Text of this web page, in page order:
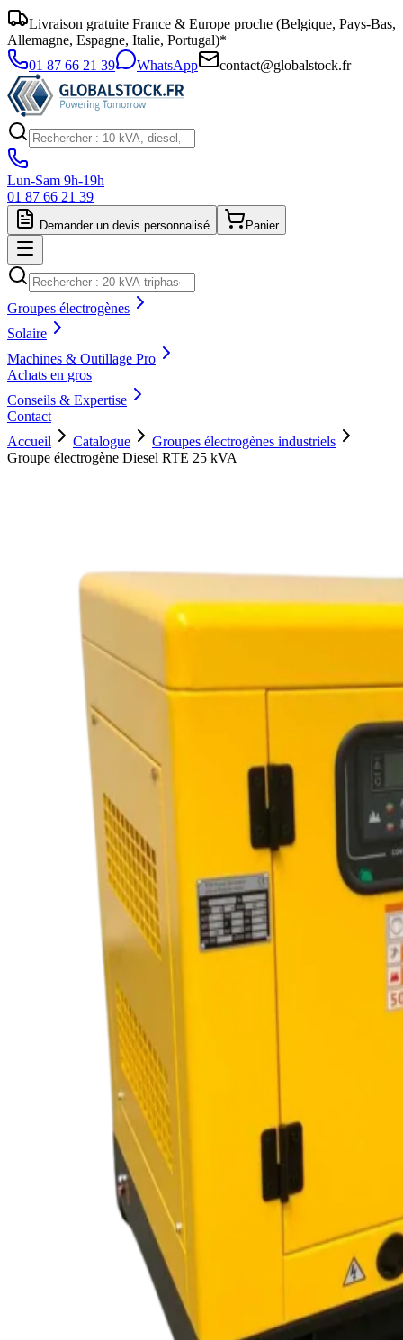
Livraison gratuite France & Europe proche (Belgique, Pays-Bas,
Allemagne, Espagne, Italie, Portugal)*
01 87 66 21 39
WhatsApp contact@globalstock.fr
Lun-Sam 9h-19h
01 87 66 21 39
Demander un devis personnalisé Panier
Groupes électrogènes
Solaire
Machines & Outillage Pro
Achats en gros
Conseils & Expertise
Contact
Accueil
Catalogue
Groupes électrogènes industriels
Groupe électrogène Diesel RTE 25 kVA